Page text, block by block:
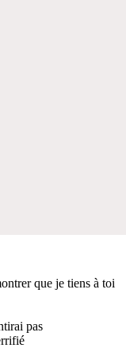
que je tiens à toi
pas